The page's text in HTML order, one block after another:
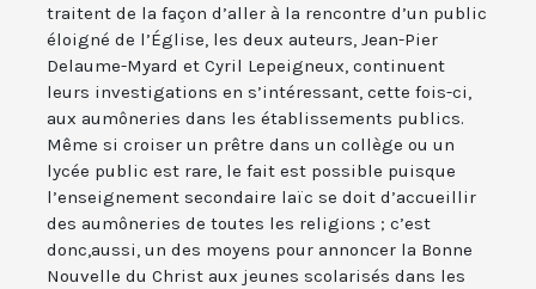
traitent de la façon d’aller à la rencontre d’un public
éloigné de l’Église, les deux auteurs, Jean-Pier
Delaume-Myard et Cyril Lepeigneux, continuent
leurs investigations en s’intéressant, cette fois-ci,
aux aumôneries dans les établissements publics.
Même si croiser un prêtre dans un collège ou un
lycée public est rare, le fait est possible puisque
l’enseignement secondaire laïc se doit d’accueillir
des aumôneries de toutes les religions ; c’est
donc,aussi, un des moyens pour annoncer la Bonne
Nouvelle du Christ aux jeunes scolarisés dans les